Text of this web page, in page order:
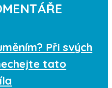
Při svých
tato